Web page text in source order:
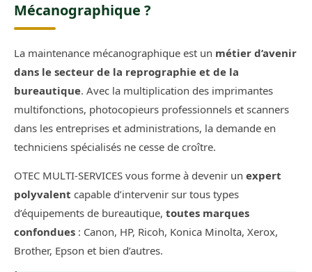
Mécanographique ?
La maintenance mécanographique est un métier d’avenir
dans le secteur de la reprographie et de la
bureautique. Avec la multiplication des imprimantes
multifonctions, photocopieurs professionnels et scanners
dans les entreprises et administrations, la demande en
techniciens spécialisés ne cesse de croître.
OTEC MULTI-SERVICES vous forme à devenir un expert
polyvalent capable d’intervenir sur tous types
d’équipements de bureautique, toutes marques
confondues : Canon, HP, Ricoh, Konica Minolta, Xerox,
Brother, Epson et bien d’autres.